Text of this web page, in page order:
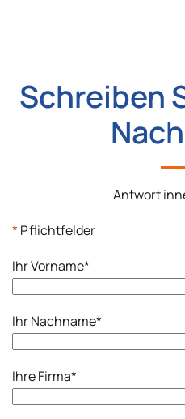
Schreiben
Antwort
* Pflichtfelder
Ihr Vorname*
Ihr Nachname*
Ihre Firma*